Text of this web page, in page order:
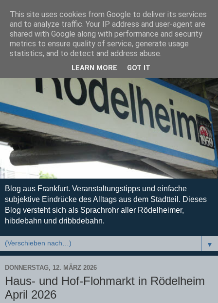
Blog aus Frankfurt. Veranstaltungstipps und einfache
subjektive Eindrücke des Alltags aus dem Stadtteil. Dieses
Blog versteht sich als Sprachrohr aller Rödelheimer,
hibdebahn und dribbdebahn.
▼
DONNERSTAG, 12. MÄRZ 2026
Haus- und Hof-Flohmarkt in Rödelheim
April 2026
This site uses cookies from Google to deliver its services
and to analyze traffic. Your IP address and user-agent are
shared with Google along with performance and security
metrics to ensure quality of service, generate usage
statistics, and to detect and address abuse.
LEARN MORE GOT IT